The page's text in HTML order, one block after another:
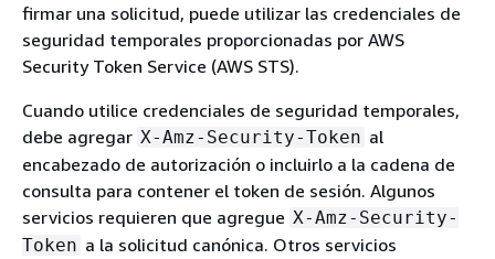
firmar una solicitud, puede utilizar las credenciales de
seguridad temporales proporcionadas por AWS
Security Token Service (AWS STS).
Cuando utilice credenciales de seguridad temporales,
debe agregar X-Amz-Security-Token al
encabezado de autorización o incluirlo a la cadena de
consulta para contener el token de sesión. Algunos
servicios requieren que agregue X-Amz-Security-
Token a la solicitud canónica. Otros servicios